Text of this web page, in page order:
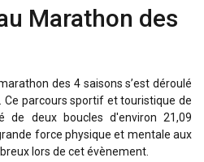
Marathon des
des 4 saisons s’est déroulé
Ce parcours sportif et touristique de
de deux boucles d'environ 21,09
force physique et mentale aux
lors de cet évènement.